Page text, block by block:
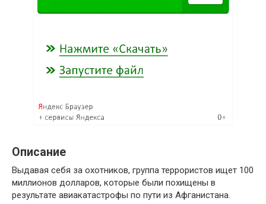
Описание
Выдавая себя за охотников, группа террористов ищет 100
миллионов долларов, которые были похищены в
результате авиакатастрофы по пути из Афганистана.